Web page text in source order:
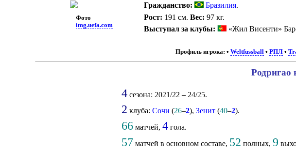
Фото
img.uefa.com
Гражданство:
Бразилия.
Рост: 191 см. Вес: 97 кг.
Выступал за клубы:
«Жил Висенти»
Профиль игрока: •Weltfussball •РПЛ •
Родригао
4 сезона: 2021/22 – 24/25.
2 клуба:Сочи (26–2),Зенит (40–2).
66 матчей,4 гола.
57 матчей в основном составе, 52 полных,9